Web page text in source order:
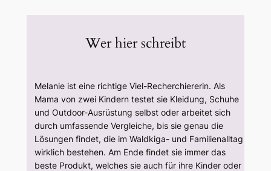
Wer hier schreibt
Melanie ist eine richtige Viel-Recherchiererin. Als
Mama von zwei Kindern testet sie Kleidung, Schuhe
und Outdoor-Ausrüstung selbst oder arbeitet sich
durch umfassende Vergleiche, bis sie genau die
Lösungen findet, die im Waldkiga- und Familienalltag
wirklich bestehen. Am Ende findet sie immer das
beste Produkt, welches sie auch für ihre Kinder oder